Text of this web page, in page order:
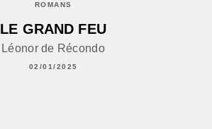
ROMANS
LE GRAND FEU
Léonor de Récondo
02/01/2025